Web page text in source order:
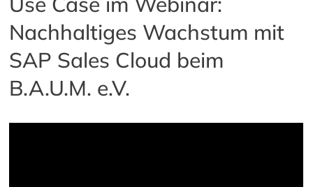
Nachhaltiges Wachstum mit
SAP Sales Cloud beim
B.A.U.M. e.V.